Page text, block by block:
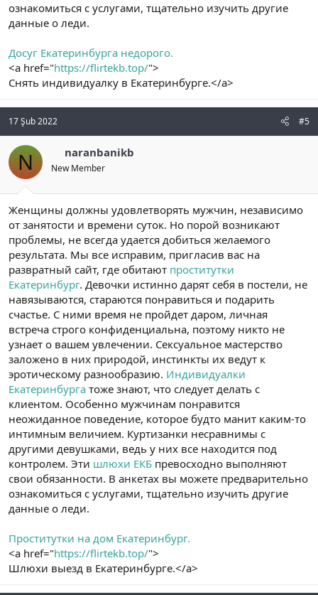
ознакомиться с услугами, тщательно изучить другие
данные о леди.
Досуг Екатеринбурга недорого.
<a href="https://flirtekb.top/">
Снять индивидуалку в Екатеринбурге.</a>
17 Şub 2022 #5
N naranbanikb
New Member
Женщины должны удовлетворять мужчин, независимо
от занятости и времени суток. Но порой возникают
проблемы, не всегда удается добиться желаемого
результата. Мы все исправим, пригласив вас на
развратный сайт, где обитают проститутки
Екатеринбург. Девочки истинно дарят себя в постели, не
навязываются, стараются понравиться и подарить
счастье. С ними время не пройдет даром, личная
встреча строго конфиденциальна, поэтому никто не
узнает о вашем увлечении. Сексуальное мастерство
заложено в них природой, инстинкты их ведут к
эротическому разнообразию. Индивидуалки
Екатеринбурга тоже знают, что следует делать с
клиентом. Особенно мужчинам понравится
неожиданное поведение, которое будто манит каким-то
интимным величием. Куртизанки несравнимы с
другими девушками, ведь у них все находится под
контролем. Эти шлюхи ЕКБ превосходно выполняют
свои обязанности. В анкетах вы можете предварительно
ознакомиться с услугами, тщательно изучить другие
данные о леди.
Проститутки на дом Екатеринбург.
<a href="https://flirtekb.top/">
Шлюхи выезд в Екатеринбурге.</a>